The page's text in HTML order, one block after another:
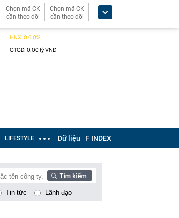
Chọn mã CK
cần theo dõi
Chọn mã CK
cần theo dõi
LIFESTYLE Dữ liệu F INDEX
Tin tức Lãnh đạo